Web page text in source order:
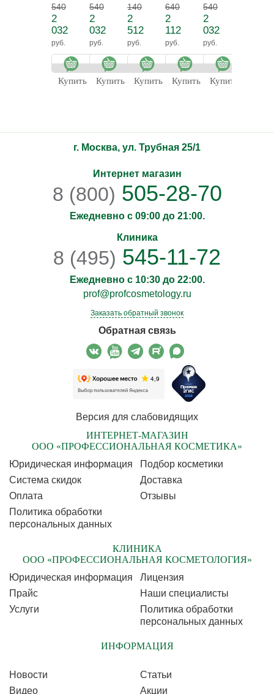
Календула
для
жирной
кожи
головы
540
2
032
руб.
Купить
Морские
водоросли
540
2
032
руб.
Купить
сухой кожи
головы
140
2
512
руб.
Купить
640
2
112
руб.
Купить
питательная
Яичный
протеин
540
2
032
руб.
Купить
г. Москва, ул. Трубная 25/1
Интернет магазин
8 (800) 505-28-70
Ежедневно с 09:00 до 21:00.
Клиника
8 (495) 545-11-72
Ежедневно с 10:30 до 22:00.
prof@profcosmetology.ru
Заказать обратный звонок
Обратная связь
Версия для слабовидящих
ИНТЕРНЕТ-МАГАЗИН
ООО «ПРОФЕССИОНАЛЬНАЯ КОСМЕТИКА»
Юридическая информация
Подбор косметики
Cистема скидок
Доставка
Оплата
Отзывы
Политика обработки
персональных данных
КЛИНИКА
ООО «ПРОФЕССИОНАЛЬНАЯ КОСМЕТОЛОГИЯ»
Юридическая информация
Лицензия
Прайс
Наши специалисты
Услуги
Политика обработки
персональных данных
ИНФОРМАЦИЯ
Новости
Статьи
Видео
Акции